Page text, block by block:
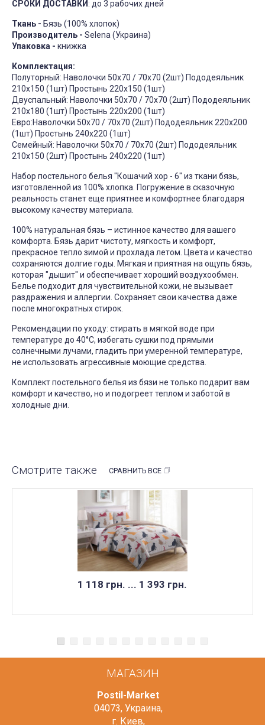
СРОКИ ДОСТАВКИ: до 3 рабочих дней
Ткань - Бязь (100% хлопок)
Производитель - Selena (Украина)
Упаковка - книжка
Комплектация:
Полуторный: Наволочки 50х70 / 70х70 (2шт) Пододеяльник
210х150 (1шт) Простынь 220х150 (1шт)
Двуспальный: Наволочки 50х70 / 70х70 (2шт) Пододеяльник
210х180 (1шт) Простынь 220х200 (1шт)
Евро:Наволочки 50х70 / 70х70 (2шт) Пододеяльник 220х200
(1шт) Простынь 240х220 (1шт)
Семейный: Наволочки 50х70 / 70х70 (2шт) Пододеяльник
210х150 (2шт) Простынь 240х220 (1шт)
Набор постельного белья "Кошачий хор - 6" из ткани бязь,
изготовленной из 100% хлопка. Погружение в сказочную
реальность станет еще приятнее и комфортнее благодаря
высокому качеству материала.
100% натуральная бязь – истинное качество для вашего
комфорта. Бязь дарит чистоту, мягкость и комфорт,
прекрасное тепло зимой и прохлада летом. Цвета и качество
сохраняются долгие годы. Мягкая и приятная на ощупь бязь,
которая "дышит" и обеспечивает хороший воздухообмен.
Белье подходит для чувствительной кожи, не вызывает
раздражения и аллергии. Сохраняет свои качества даже
после многократных стирок.
Рекомендации по уходу: стирать в мягкой воде при
температуре до 40°C, избегать сушки под прямыми
солнечными лучами, гладить при умеренной температуре,
не использовать агрессивные моющие средства.
Комплект постельного белья из бязи не только подарит вам
комфорт и качество, но и подогреет теплом и заботой в
холодные дни.
Смотрите также СРАВНИТЬ ВСЕ
1 118 грн. ... 1 393 грн.
МАГАЗИН
Postil-Market
04073, Украина,
г. Киев,